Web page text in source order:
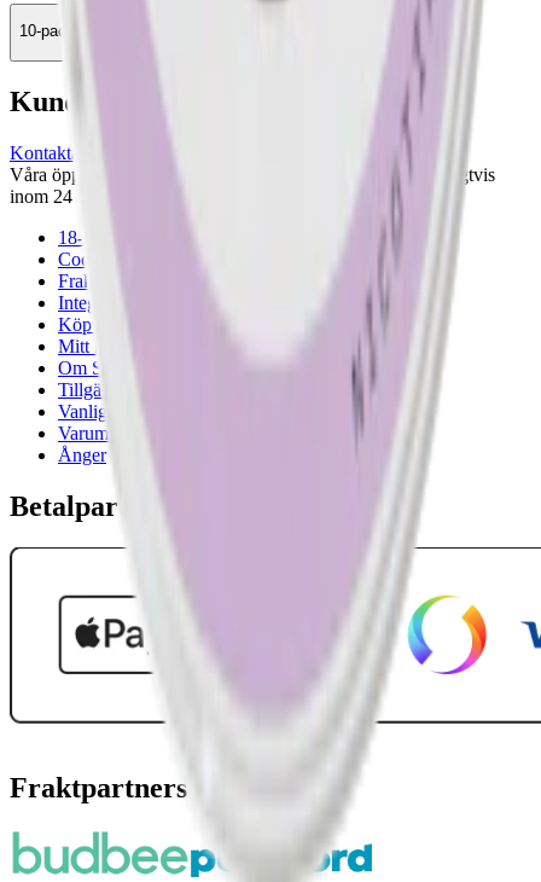
10-pack
Kundservice
Kontakta oss
Våra öppettider är: Alla dagar 08:00 - 18:00 Vi svarar vanligtvis
inom 24 timmar på vardagar.
18-årsgräns
Cookiepolicy
Frakt- och leveransvillkor
Integritetspolicy
Köpvillkor
Mitt konto
Om Snuset.se
Tillgänglighetsredogörelse
Vanliga frågor
Varumärken
Ånger
Betalpartner
Fraktpartners